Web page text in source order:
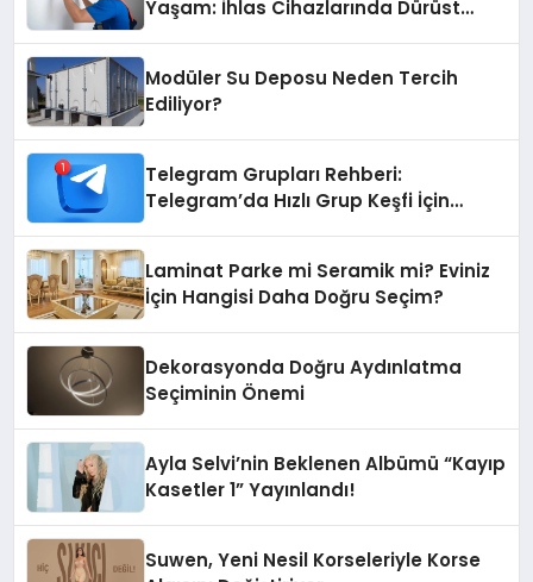
Yaşam: İhlas Cihazlarında Dürüst
Modüler Su Deposu Neden Tercih
Ediliyor?
Telegram Grupları Rehberi:
Telegram’da Hızlı Grup Keşfi İçin
Laminat Parke mi Seramik mi? Eviniz
İçin Hangisi Daha Doğru Seçim?
Dekorasyonda Doğru Aydınlatma
Seçiminin Önemi
Ayla Selvi’nin Beklenen Albümü “Kayıp
Kasetler 1” Yayınlandı!
Suwen, Yeni Nesil Korseleriyle Korse